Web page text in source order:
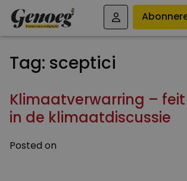
Tag: sceptici
Klimaatverwarring –
in de klimaatdiscussie
Posted on